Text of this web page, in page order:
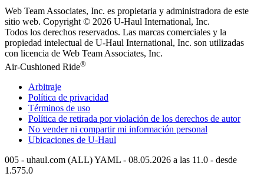
Web Team Associates, Inc. es propietaria y administradora de este
sitio web. Copyright © 2026 U-Haul International, Inc.
Todos los derechos reservados. Las marcas comerciales y la
propiedad intelectual de U-Haul International, Inc. son utilizadas
con licencia de Web Team Associates, Inc.
Air-Cushioned Ride®
Arbitraje
Política de privacidad
Términos de uso
Política de retirada por violación de los derechos de autor
No vender ni compartir mi información personal
Ubicaciones de U-Haul
005 - uhaul.com (ALL) YAML - 08.05.2026 a las 11.0 - desde
1.575.0